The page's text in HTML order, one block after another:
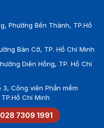
Phường Bến Thành, TP.Hồ
Bàn Cờ, TP. Hồ Chí Minh
Diên Hồng, TP. Hồ Chí
Công viên Phần mềm
Chí Minh
028 7309 1991